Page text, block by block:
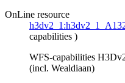
OnLine resource
capabilities )
WFS-capabilities
(incl. Wealdiaan)